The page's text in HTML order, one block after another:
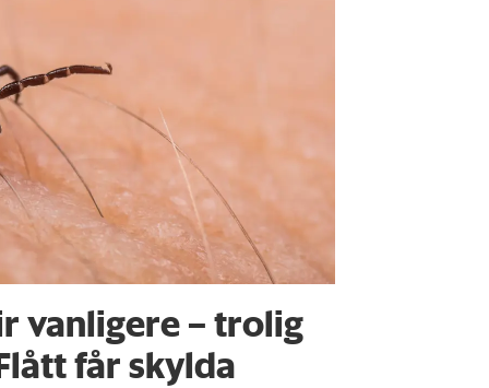
vanligere – trolig
får skylda